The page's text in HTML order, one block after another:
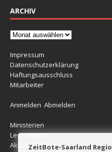
ARCHIV
Impressum
Datenschutzerklärung
Haftungsausschluss
Mitarbeiter
Anmelden Abmelden
Ministerien
Leserreport
Aktuelle Blitzer
ZeitBote-Saarland